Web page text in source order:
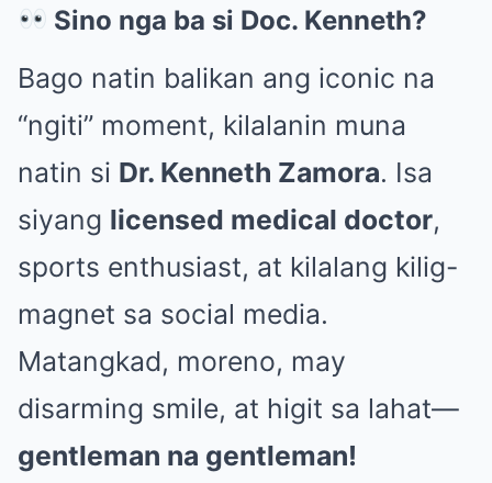
Sino nga ba si Doc. Kenneth?
Bago natin balikan ang iconic na
“ngiti” moment, kilalanin muna
natin si Dr. Kenneth Zamora. Isa
siyang licensed medical doctor,
sports enthusiast, at kilalang kilig-
magnet sa social media.
Matangkad, moreno, may
disarming smile, at higit sa lahat—
gentleman na gentleman!